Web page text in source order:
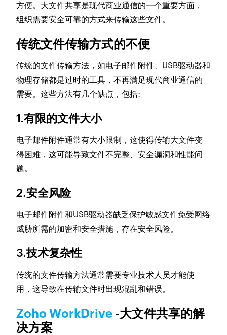
方便。大文件共享是现代商业通信的一个重要方面，
组织需要安全可靠的方式来传输这些文件。
传统文件传输方式的不便
传统的文件传输方法，如电子邮件附件、USB驱动器和
物理存储都是过时的工具，不再满足现代商业通信的
需要。这些方法有几个缺点，包括:
1.有限的文件大小
电子邮件附件通常有大小限制，这使得传输大文件变
得困难，这可能导致文件不完整、安全漏洞和性能问
题。
2.安全风险
电子邮件附件和USB驱动器缺乏保护敏感文件免受网络
威胁所需的加密和安全措施，存在安全风险。
3.技术复杂性
传统的文件传输方法通常需要专业技术人员才能使
用，这导致在传输文件时出现混乱和错误。
Zoho WorkDrive -大文件共享的解
决方案